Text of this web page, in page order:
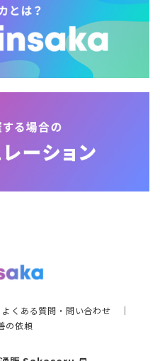
よくある質問・問い合わせ ｜
の依頼